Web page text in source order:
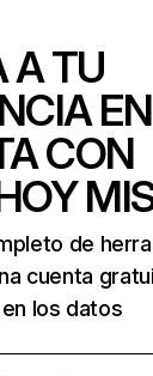
A TU
CON
de
cuenta
los datos